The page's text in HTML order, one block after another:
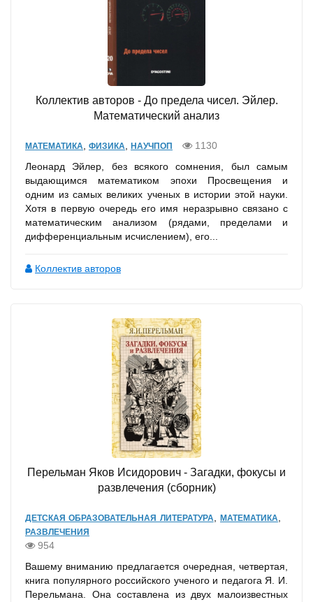
Коллектив авторов - До предела чисел. Эйлер.
Математический анализ
МАТЕМАТИКА ФИЗИКА НАУЧПОП
1130
Леонард Эйлер, без всякого сомнения, был самым
выдающимся математиком эпохи Просвещения и
одним из самых великих ученых в истории этой науки.
Хотя в первую очередь его имя неразрывно связано с
математическим анализом (рядами, пределами и
дифференциальным исчислением), его...
Коллектив авторов
Перельман Яков Исидорович - Загадки, фокусы и
развлечения (сборник)
ДЕТСКАЯ ОБРАЗОВАТЕЛЬНАЯ ЛИТЕРАТУРА ,МАТЕМАТИКА
РАЗВЛЕЧЕНИЯ
954
Вашему вниманию предлагается очередная, четвертая,
книга популярного российского ученого и педагога Я. И.
Перельмана. Она составлена из двух малоизвестных